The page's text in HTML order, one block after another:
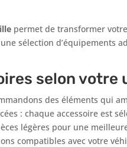
permet de transformer
sélection d’équipements
selon votre
des éléments qui
: chaque accessoire est
légères pour une
compatibles avec votre